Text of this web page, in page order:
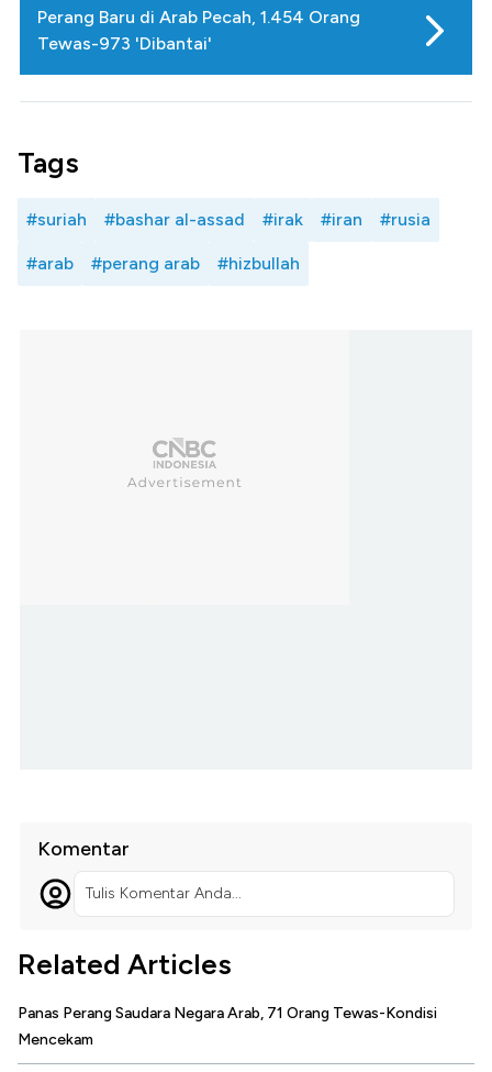
Perang Baru di Arab Pecah, 1.454 Orang
Tewas-973 'Dibantai'
Tags
#suriah #bashar al-assad #irak #iran #rusia
#arab #perang arab #hizbullah
Komentar
Tulis Komentar Anda...
Related Articles
Panas Perang Saudara Negara Arab, 71 Orang Tewas-Kondisi
Mencekam